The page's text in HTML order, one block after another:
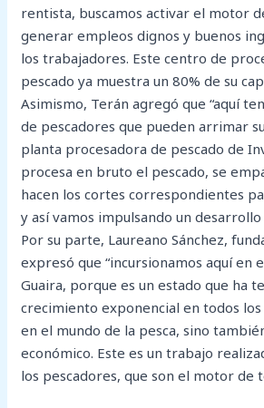
rentista, buscamos activar el motor
generar empleos dignos y buenos
los trabajadores. Este centro de
pescado ya muestra un 80% de su
Asimismo, Terán agregó que “aquí
de pescadores que pueden arrimar
planta procesadora de pescado de
procesa en bruto el pescado, se
hacen los cortes correspondientes
y así vamos impulsando un desarrollo
Por su parte, Laureano Sánchez,
expresó que “incursionamos aquí en
Guaira, porque es un estado que ha
crecimiento exponencial en todos
en el mundo de la pesca, sino
económico. Este es un trabajo
los pescadores, que son el motor de